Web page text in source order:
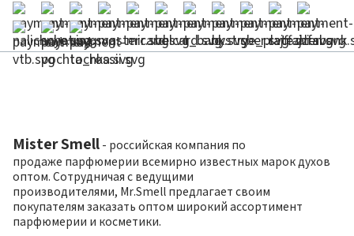
Mister Smell - российская компания по
продаже парфюмерии всемирно известных марок духов
оптом. Сотрудничая с ведущими
производителями, Mr.Smell предлагает своим
покупателям заказать оптом широкий ассортимент
парфюмерии и косметики.